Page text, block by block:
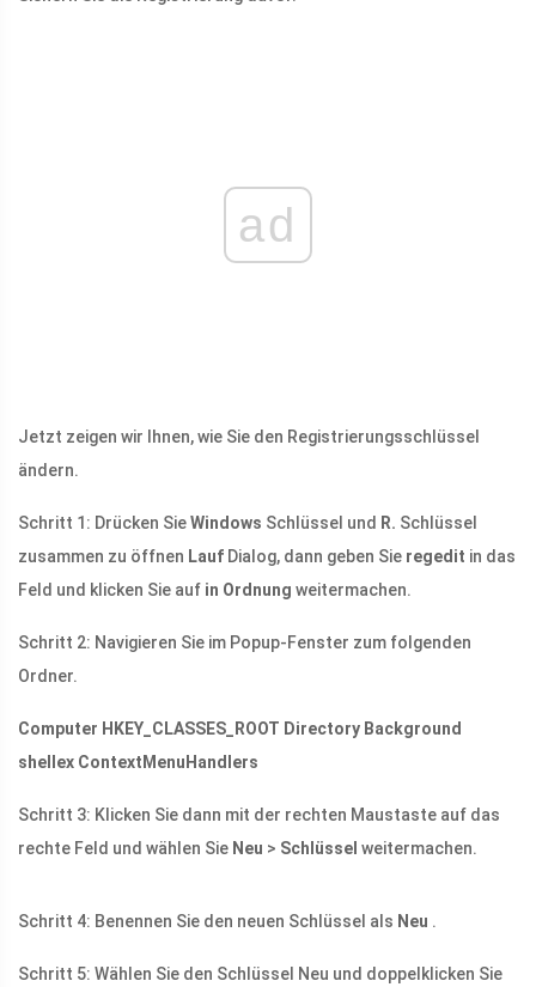
ad
Jetzt zeigen wir Ihnen, wie Sie den Registrierungsschlüssel
ändern.
Schritt 1: Drücken SieWindows Schlüssel und R. Schlüssel
zusammen zu öffnen Lauf Dialog, dann geben Sie regedit in das
Feld und klicken Sie auf in Ordnung weitermachen.
Schritt 2: Navigieren Sie im Popup-Fenster zum folgenden
Ordner.
Computer HKEY_CLASSES_ROOT Directory Background
shellex ContextMenuHandlers
Schritt 3: Klicken Sie dann mit der rechten Maustaste auf das
rechte Feld und wählen Sie Neu > Schlüssel weitermachen.
Schritt 4: Benennen Sie den neuen Schlüssel als Neu .
Schritt 5: Wählen Sie den Schlüssel Neu und doppelklicken Sie